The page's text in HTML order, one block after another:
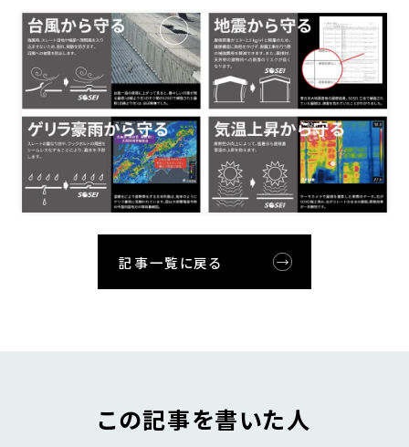
記事一覧に戻る
この記事を書いた人